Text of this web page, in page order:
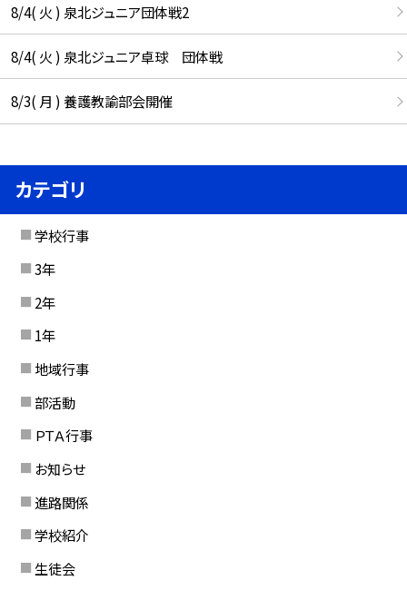
8/4( 火 ) 泉北ジュニア団体戦2
8/4( 火 ) 泉北ジュニア卓球 団体戦
8/3( 月 ) 養護教諭部会開催
カテゴリ
学校行事
3年
2年
1年
地域行事
部活動
ＰＴＡ行事
お知らせ
進路関係
学校紹介
生徒会